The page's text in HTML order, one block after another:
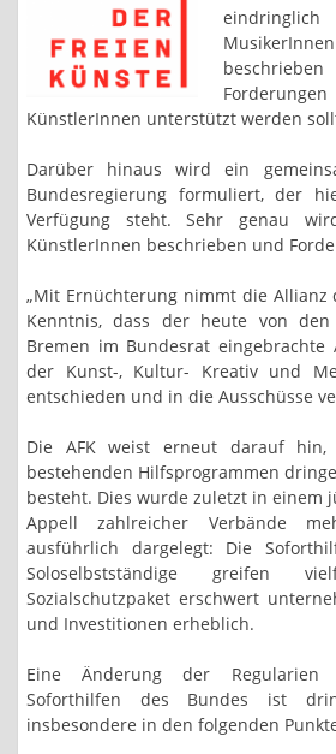
KünstlerInnen unterstützt werden
Darüber hinaus wird ein
Bundesregierung formuliert, der
Verfügung steht. Sehr genau
KünstlerInnen beschrieben und
„Mit Ernüchterung nimmt die Allianz
Kenntnis, dass der heute von
Bremen im Bundesrat eingebrachte
der Kunst-, Kultur- Kreativ und
entschieden und in die Ausschüsse
Die AFK weist erneut darauf
bestehenden Hilfsprogrammen
besteht. Dies wurde zuletzt in einem
Appell zahlreicher Verbände
ausführlich dargelegt: Die
Soloselbstständige greifen
Sozialschutzpaket erschwert
und Investitionen erheblich.
Eine Änderung der
Soforthilfen des Bundes ist
insbesondere in den folgenden